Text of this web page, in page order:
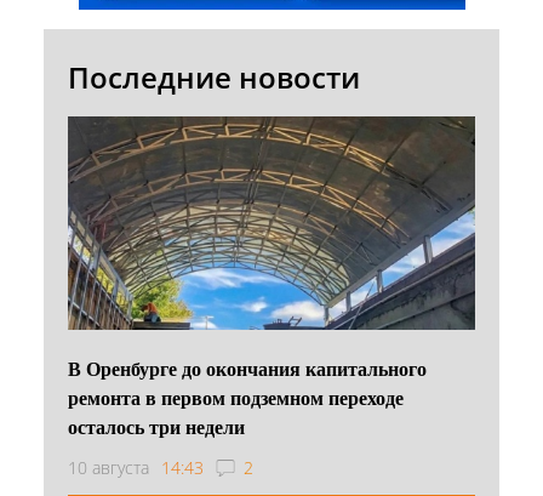
Последние новости
В Оренбурге до окончания капитального
ремонта в первом подземном переходе
осталось три недели
10 августа 14:43 2